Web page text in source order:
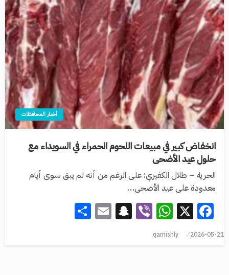
أخبار المحافظات
انخفاض كبير في مبيعات اللحوم الحمراء في السويداء مع
حلول عيد الأضحى
الحرية – طلال الكفيري: على الرغم من أنه لم يبق سوى أيام
معدودة على عيد الأضحى…
Facebook
X
WhatsApp
Viber
Snapchat
Email
2026-05-21
qamishly